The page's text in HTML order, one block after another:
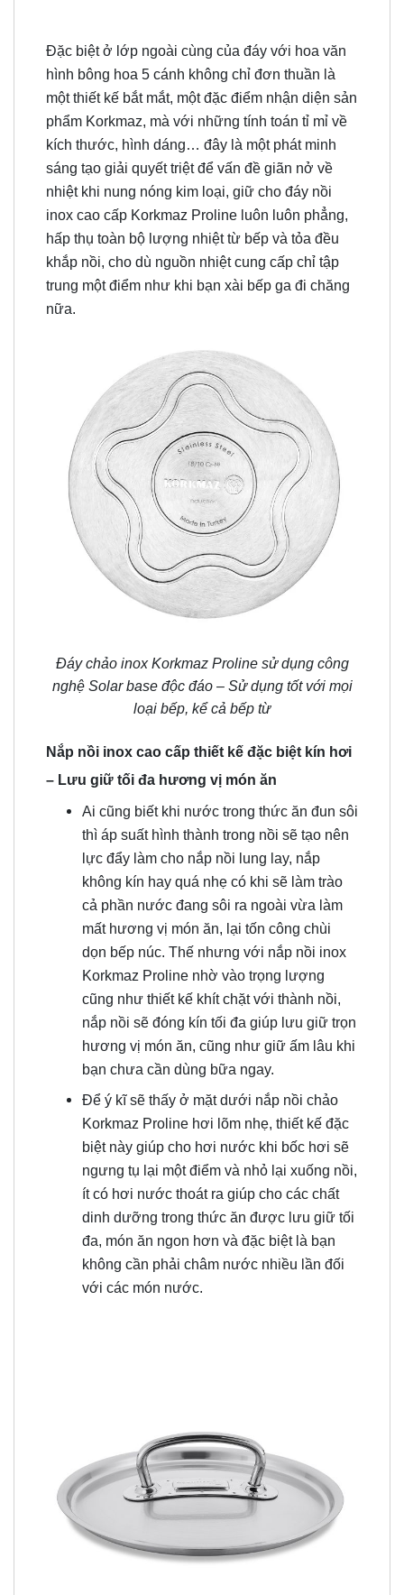
Đặc biệt ở lớp ngoài cùng của đáy với hoa văn
hình bông hoa 5 cánh không chỉ đơn thuần là
một thiết kế bắt mắt, một đặc điểm nhận diện sản
phẩm Korkmaz, mà với những tính toán tỉ mỉ về
kích thước, hình dáng… đây là một phát minh
sáng tạo giải quyết triệt để vấn đề giãn nở về
nhiệt khi nung nóng kim loại, giữ cho đáy nồi
inox cao cấp Korkmaz Proline luôn luôn phẳng,
hấp thụ toàn bộ lượng nhiệt từ bếp và tỏa đều
khắp nồi, cho dù nguồn nhiệt cung cấp chỉ tập
trung một điểm như khi bạn xài bếp ga đi chăng
nữa.
Đáy chảo inox Korkmaz Proline sử dụng công
nghệ Solar base độc đáo – Sử dụng tốt với mọi
loại bếp, kể cả bếp từ
Nắp nồi inox cao cấp thiết kế đặc biệt kín hơi
– Lưu giữ tối đa hương vị món ăn
Ai cũng biết khi nước trong thức ăn đun sôi
thì áp suất hình thành trong nồi sẽ tạo nên
lực đẩy làm cho nắp nồi lung lay, nắp
không kín hay quá nhẹ có khi sẽ làm trào
cả phần nước đang sôi ra ngoài vừa làm
mất hương vị món ăn, lại tốn công chùi
dọn bếp núc. Thế nhưng với nắp nồi inox
Korkmaz Proline nhờ vào trọng lượng
cũng như thiết kế khít chặt với thành nồi,
nắp nồi sẽ đóng kín tối đa giúp lưu giữ trọn
hương vị món ăn, cũng như giữ ấm lâu khi
bạn chưa cần dùng bữa ngay.
Để ý kĩ sẽ thấy ở mặt dưới nắp nồi chảo
Korkmaz Proline hơi lõm nhẹ, thiết kế đặc
biệt này giúp cho hơi nước khi bốc hơi sẽ
ngưng tụ lại một điểm và nhỏ lại xuống nồi,
ít có hơi nước thoát ra giúp cho các chất
dinh dưỡng trong thức ăn được lưu giữ tối
đa, món ăn ngon hơn và đặc biệt là bạn
không cần phải châm nước nhiều lần đối
với các món nước.